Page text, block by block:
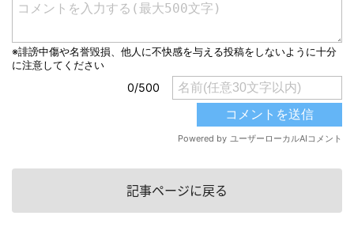
記事ページに戻る